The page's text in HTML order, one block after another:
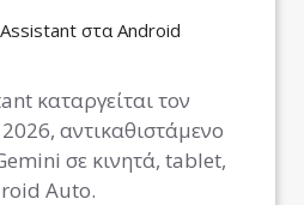
στα Android
καταργείται τον
αντικαθιστάμενο
σε κινητά, tablet,
Auto.